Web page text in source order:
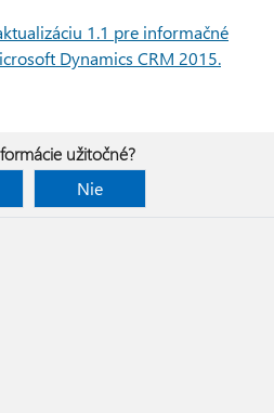
1.1 pre informačné
Dynamics CRM 2015.
užitočné?
Nie